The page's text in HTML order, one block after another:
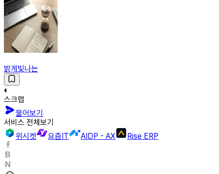
밝게빛나는
스크랩
물어보기
서비스 전체보기
위시켓
요즘IT AIDP - AX Rise ERP